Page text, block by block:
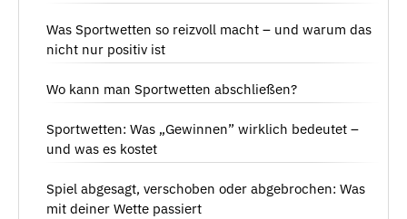
Was Sportwetten so reizvoll macht – und warum das
nicht nur positiv ist
Wo kann man Sportwetten abschließen?
Sportwetten: Was „Gewinnen” wirklich bedeutet –
und was es kostet
Spiel abgesagt, verschoben oder abgebrochen: Was
mit deiner Wette passiert